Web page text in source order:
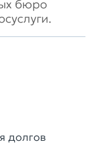
бюро
долгов